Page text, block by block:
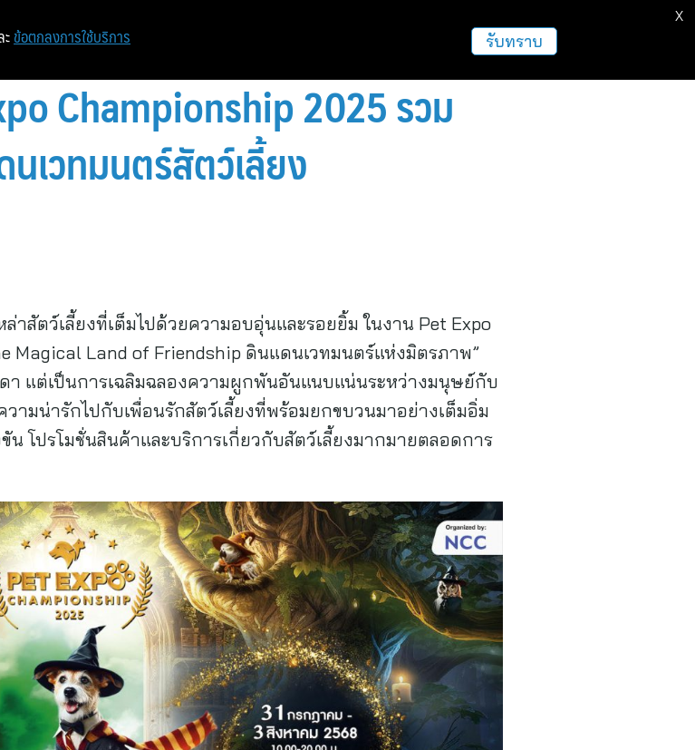
าแรก ท่องเที่ยว ฝากข่าวประชาสัมพันธ์
Championship 2025 รวม
เวทมนตร์สัตว์เลี้ยง
าสัตว์เลี้ยงที่เต็มไปด้วยความอบอุ่นและรอยยิ้ม ในงาน Pet Expo
Magical Land of Friendship ดินแดนเวทมนตร์แห่งมิตรภาพ”
า แต่เป็นการเฉลิมฉลองความผูกพันอันแนบแน่นระหว่างมนุษย์กับ
ามน่ารักไปกับเพื่อนรักสัตว์เลี้ยงที่พร้อมยกขบวนมาอย่างเต็มอิ่ม
โปรโมชั่นสินค้าและบริการเกี่ยวกับสัตว์เลี้ยงมากมายตลอดการ
ะ ข้อตกลงการใช้บริการ รับทราบ
X